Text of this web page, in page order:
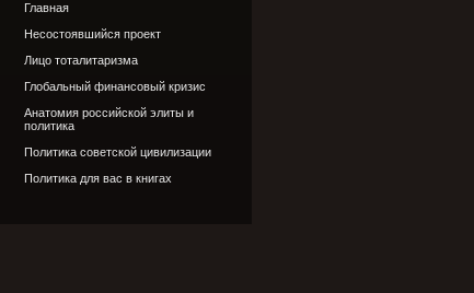
Главная
Несостоявшийся проект
Лицо тоталитаризма
Глобальный финансовый кризис
Анатомия российской элиты и
политика
Политика советской цивилизации
Политика для вас в книгах